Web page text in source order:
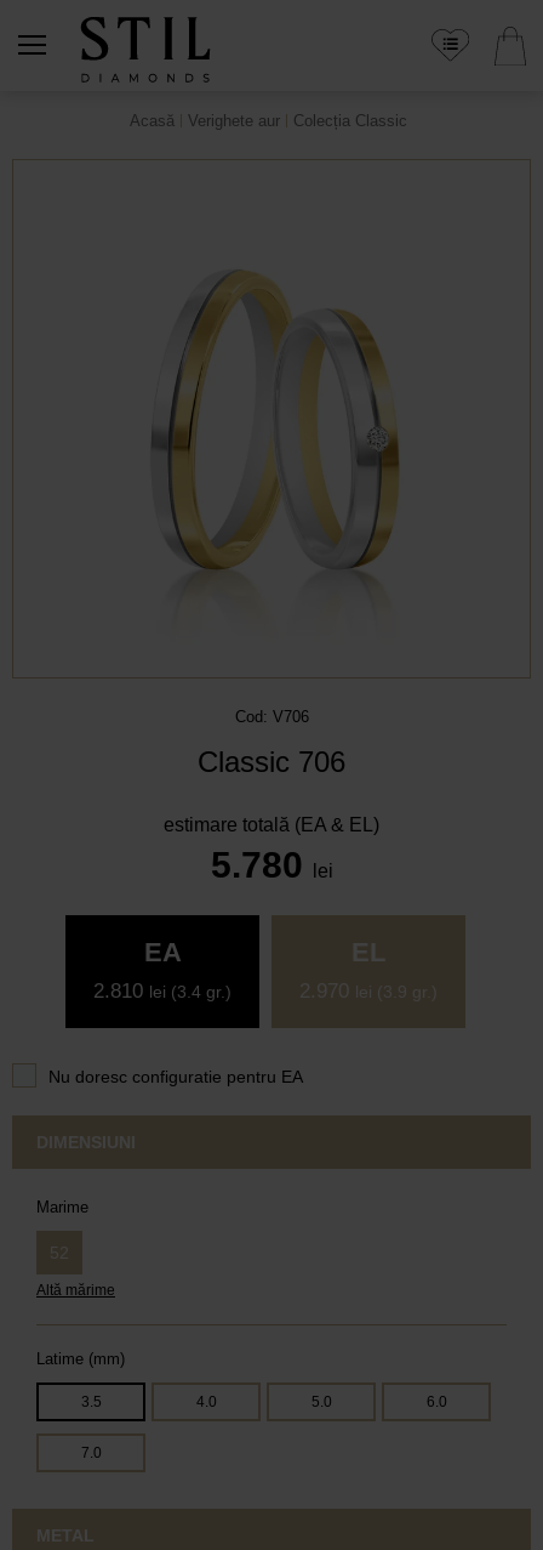
Acasă Verighete aur Colecția Classic
Cod: V706
Classic 706
EA
2.810 lei (3.4 gr.)
EL
2.970 lei (3.9 gr.)
estimare totală (EA & EL)
5.780 lei
Nu doresc configuratie pentru EA
DIMENSIUNI
Marime
52
Altă mărime
Latime (mm)
3.5 4.0 5.0 6.0
7.0
METAL